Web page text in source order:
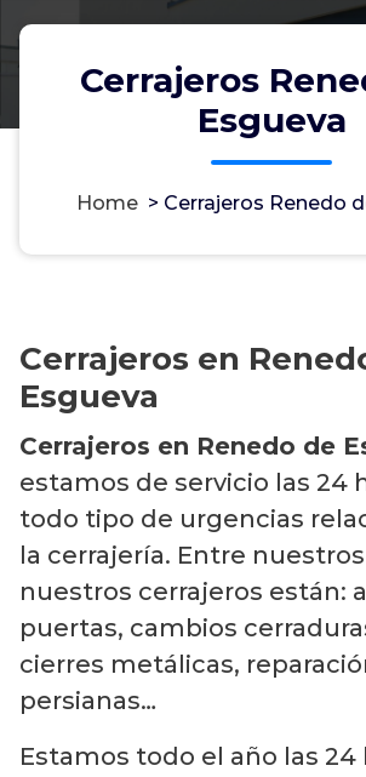
Cerrajeros
Esgueva
Home > Cerrajeros Renedo
Cerrajeros en
Esgueva
Cerrajeros en Renedo de
estamos de servicio las 24
todo tipo de urgencias
la cerrajería. Entre
nuestros cerrajeros están:
puertas, cambios
cierres metálicas,
persianas…
Estamos todo el año las 24